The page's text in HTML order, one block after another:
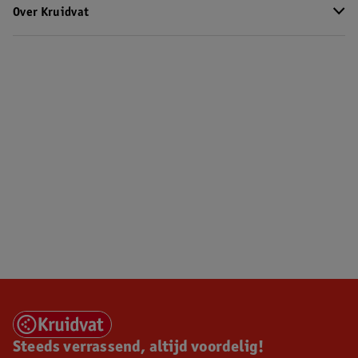
Over Kruidvat
Steeds verrassend, altijd voordelig!